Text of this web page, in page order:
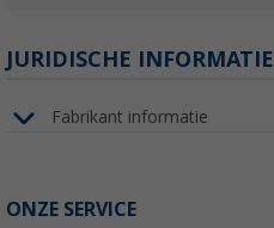
JURIDISCHE INFORMATIE
Fabrikant informatie
ONZE SERVICE